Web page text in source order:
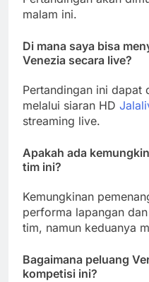
malam ini.
Di mana saya bisa
Venezia secara live?
Pertandingan ini dapat
melalui siaran HD
streaming live.
Apakah ada
tim ini?
Kemungkinan
performa lapangan
tim, namun keduanya
Bagaimana peluang
kompetisi ini?